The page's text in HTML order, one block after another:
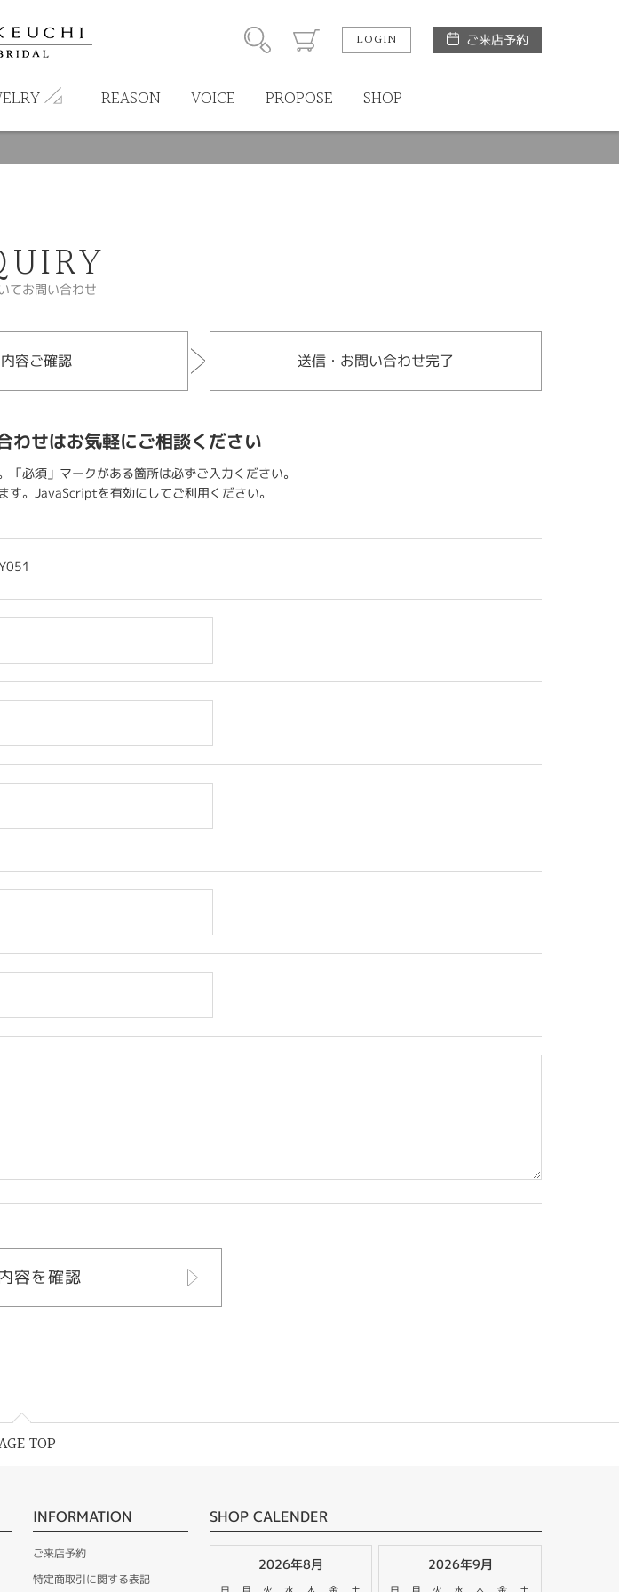
LOGIN ご来店予約
REASON VOICE PROPOSE SHOP
てお問い合わせ
容ご確認 送信・お問い合わせ完了
わせはお気軽にご相談ください
必須」マークがある箇所は必ずご入力ください。
。JavaScriptを有効にしてご利用ください。
TOP
INFORMATION
ご来店予約
特定商取引に関する表記
SHOP CALENDER
2026年8月 2026年9月